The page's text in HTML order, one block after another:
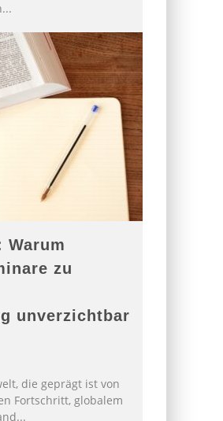
...
zu
unverzichtbar
die geprägt ist von
Fortschritt, globalem
...